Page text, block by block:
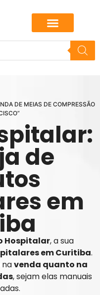
DE MEIAS DE COMPRESSÃO
de
em
Hospitalar, a sua
em Curitiba.
navenda quanto na
, sejam elas manuais